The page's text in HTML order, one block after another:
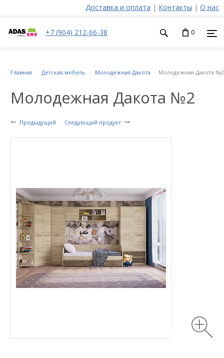
Доставка и оплата | Контакты | О нас
+7 (904) 212-66-38 0
Молодежная Дакота №2
Предыдущий Следующий продукт
Главная Детская мебель Молодежная Дакота Молодежная Дакота №2